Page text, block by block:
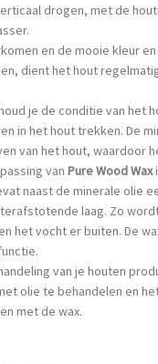
drogen, met de
en de mooie kleur
dient het hout
je de conditie van het
in het hout trekken. De
van het hout, waardoor
van Pure Wood Wax
naast de minerale olie
laag. Zo
het vocht er buiten. De
van je houten
olie te behandelen en
met de wax.